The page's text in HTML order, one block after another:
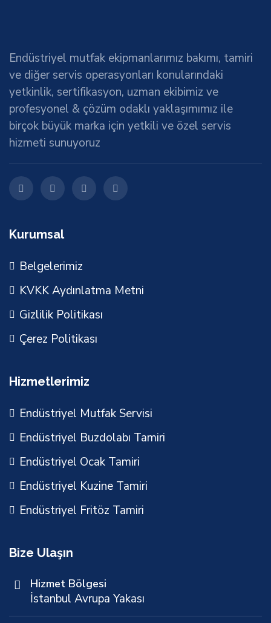
Endüstriyel mutfak ekipmanlarımız bakımı, tamiri
ve diğer servis operasyonları konularındaki
yetkinlik, sertifikasyon, uzman ekibimiz ve
profesyonel & çözüm odaklı yaklaşımımız ile
birçok büyük marka için yetkili ve özel servis
hizmeti sunuyoruz
Kurumsal
Belgelerimiz
KVKK Aydınlatma Metni
Gizlilik Politikası
Çerez Politikası
Hizmetlerimiz
Endüstriyel Mutfak Servisi
Endüstriyel Buzdolabı Tamiri
Endüstriyel Ocak Tamiri
Endüstriyel Kuzine Tamiri
Endüstriyel Fritöz Tamiri
Bize Ulaşın
Hizmet Bölgesi
İstanbul Avrupa Yakası